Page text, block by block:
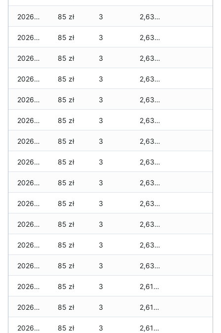
2026-07-27 85 zł 3 2,630 zł
2026-07-26 85 zł 3 2,630 zł
2026-07-24 85 zł 3 2,630 zł
2026-07-23 85 zł 3 2,630 zł
2026-07-22 85 zł 3 2,630 zł
2026-07-21 85 zł 3 2,630 zł
2026-07-20 85 zł 3 2,630 zł
2026-07-18 85 zł 3 2,630 zł
2026-07-17 85 zł 3 2,630 zł
2026-07-16 85 zł 3 2,630 zł
2026-07-15 85 zł 3 2,630 zł
2026-07-14 85 zł 3 2,630 zł
2026-07-13 85 zł 3 2,630 zł
2026-07-12 85 zł 3 2,610 zł
2026-07-11 85 zł 3 2,610 zł
2026-07-10 85 zł 3 2,610 zł